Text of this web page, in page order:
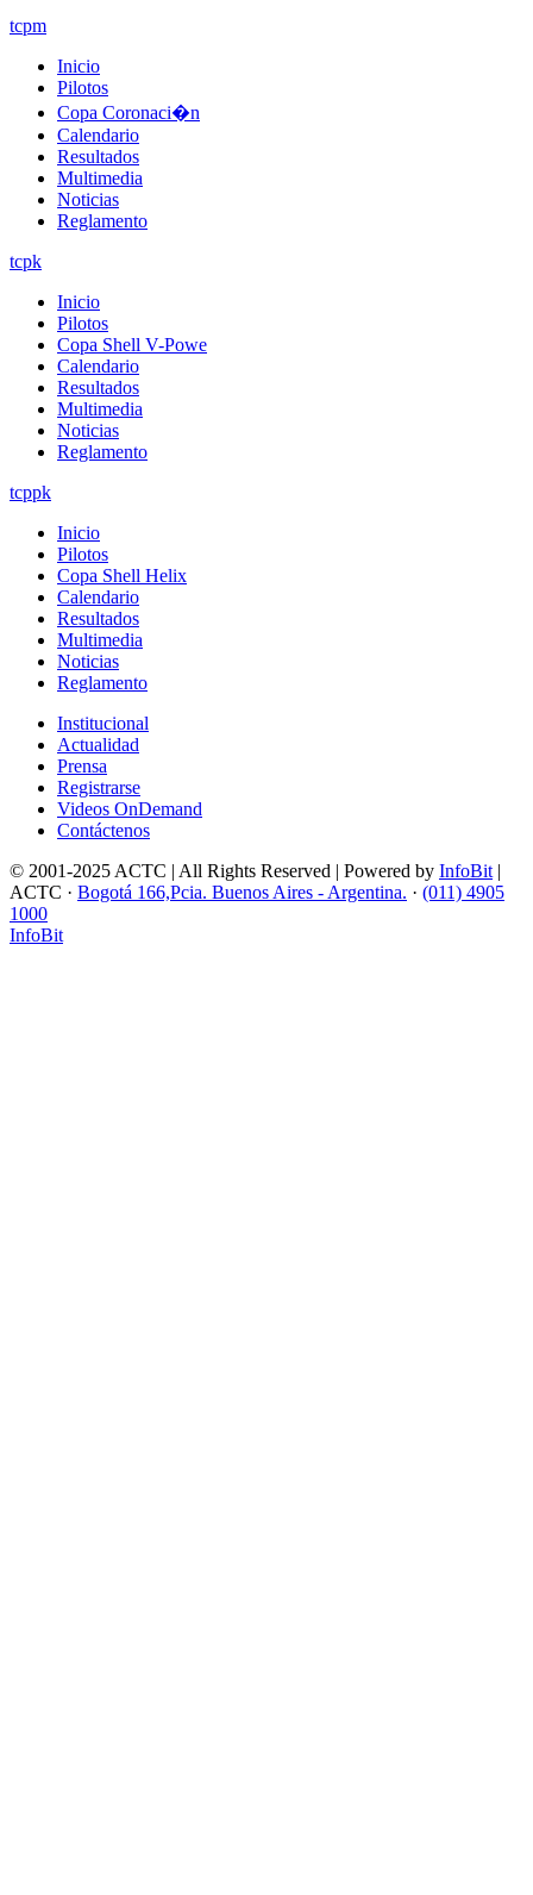
tcpm
Inicio
Pilotos
Copa Coronaci�n
Calendario
Resultados
Multimedia
Noticias
Reglamento
tcpk
Inicio
Pilotos
Copa Shell V-Powe
Calendario
Resultados
Multimedia
Noticias
Reglamento
tcppk
Inicio
Pilotos
Copa Shell Helix
Calendario
Resultados
Multimedia
Noticias
Reglamento
Institucional
Actualidad
Prensa
Registrarse
Videos OnDemand
Contáctenos
© 2001-2025 ACTC | All Rights Reserved | Powered by InfoBit |
ACTC · Bogotá 166,Pcia. Buenos Aires - Argentina. · (011) 4905
1000
InfoBit